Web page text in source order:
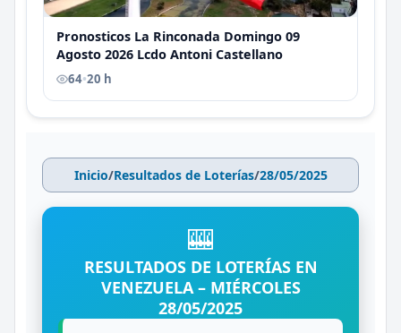
Pronosticos La Rinconada Domingo 09
Agosto 2026 Lcdo Antoni Castellano
64•20 h
Inicio/Resultados de Loterías/28/05/2025
🎰
RESULTADOS DE LOTERÍAS EN
VENEZUELA – MIÉRCOLES
28/05/2025